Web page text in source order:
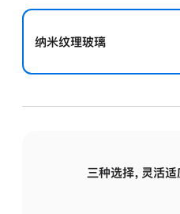
纳米纹理玻璃
三种选择，灵活